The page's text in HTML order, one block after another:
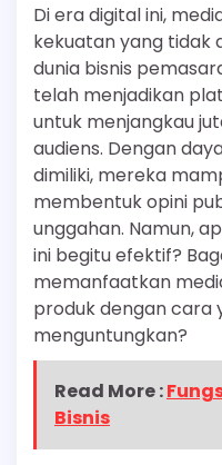
Di era digital ini,
kekuatan yang tidak
dunia bisnis
telah menjadikan
untuk menjangkau
audiens. Dengan
dimiliki, mereka
membentuk opini
unggahan. Namun,
ini begitu efektif?
memanfaatkan
produk dengan cara
menguntungkan?
Read More :
Bisnis